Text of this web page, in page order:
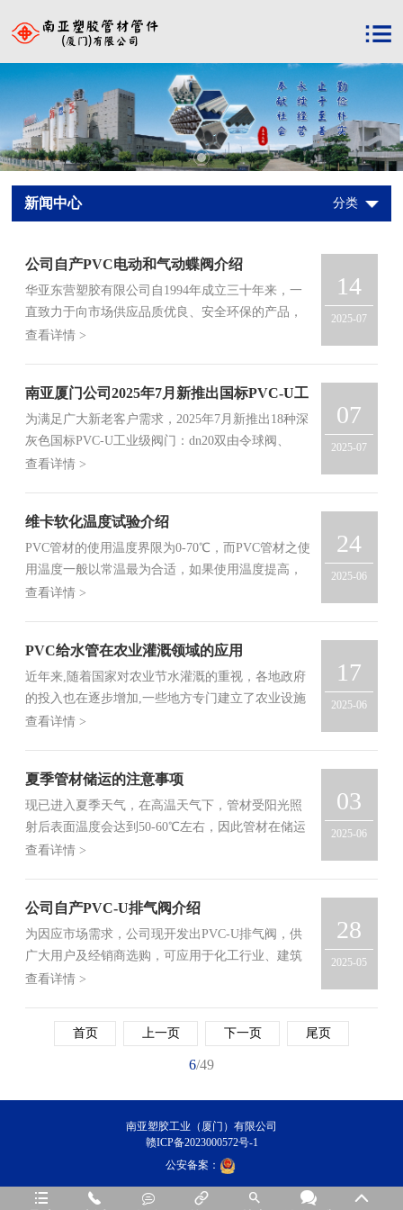
      
新闻中心 分类
公司自产PVC电动和气动蝶阀介绍
华亚东营塑胶有限公司自1994年成立三十年来，一
直致力于向市场供应品质优良、安全环保的产品，
并持续对产品配套的管件、阀门进行研发和优化。
查看详情 >
14
2025-07
南亚厦门公司2025年7月新推出国标PVC-U工
业级dn20～dn110双由令球阀，国标PVC-U工
业级dn20～dn110活接
为满足广大新老客户需求，2025年7月新推出18种深
灰色国标PVC-U工业级阀门：dn20双由令球阀、
dn25双由令球阀、dn32双由令球阀、dn40双由令球
活接、dn25活接、dn32活接、dn40活接、dn50活
接、dn63活接、dn75活接、dn90活接、dn110活接，
面向客户销售，产品库存充足，采用国标规范设计
生产，南亚产品质量有保证，欢迎新老客户订购。
查看详情 >
07
2025-07
维卡软化温度试验介绍
PVC管材的使用温度界限为0-70℃，而PVC管材之使
用温度一般以常温最为合适，如果使用温度提高，
其耐内压强度之比率应相对加以降低，其各种温度
查看详情 >
24
2025-06
PVC给水管在农业灌溉领域的应用
近年来,随着国家对农业节水灌溉的重视，各地政府
的投入也在逐步增加,一些地方专门建立了农业设施
的示范点,促进了农业灌溉领域的迅速发展。而在农
业灌溉领域的应用。
查看详情 >
17
2025-06
夏季管材储运的注意事项
现已进入夏季天气，在高温天气下，管材受阳光照
射后表面温度会达到50-60℃左右，因此管材在储运
过程中若不注意做好高温防护，将会造成管材损伤
查看详情 >
03
2025-06
公司自产PVC-U排气阀介绍
为因应市场需求，公司现开发出PVC-U排气阀，供
广大用户及经销商选购，可应用于化工行业、建筑
给排水系统、农业灌溉、污水处理、食品、制药和
查看详情 >
28
2025-05
首页 上一页 下一页 尾页
6/49
南亚塑胶工业（厦门）有限公司
赣ICP备2023000572号-1
公安备案：